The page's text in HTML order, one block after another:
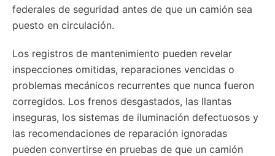
federales de seguridad antes de que un camión sea
puesto en circulación.
Los registros de mantenimiento pueden revelar
inspecciones omitidas, reparaciones vencidas o
problemas mecánicos recurrentes que nunca fueron
corregidos. Los frenos desgastados, las llantas
inseguras, los sistemas de iluminación defectuosos y
las recomendaciones de reparación ignoradas
pueden convertirse en pruebas de que un camión